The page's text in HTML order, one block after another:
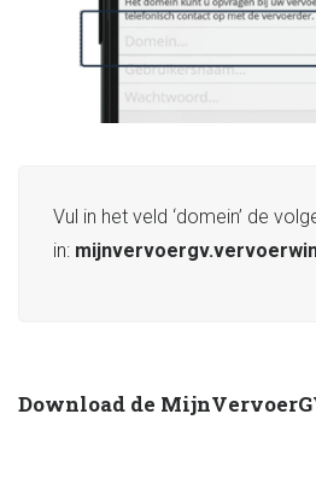
Vul in het veld ‘domein’ de
in:
Download de